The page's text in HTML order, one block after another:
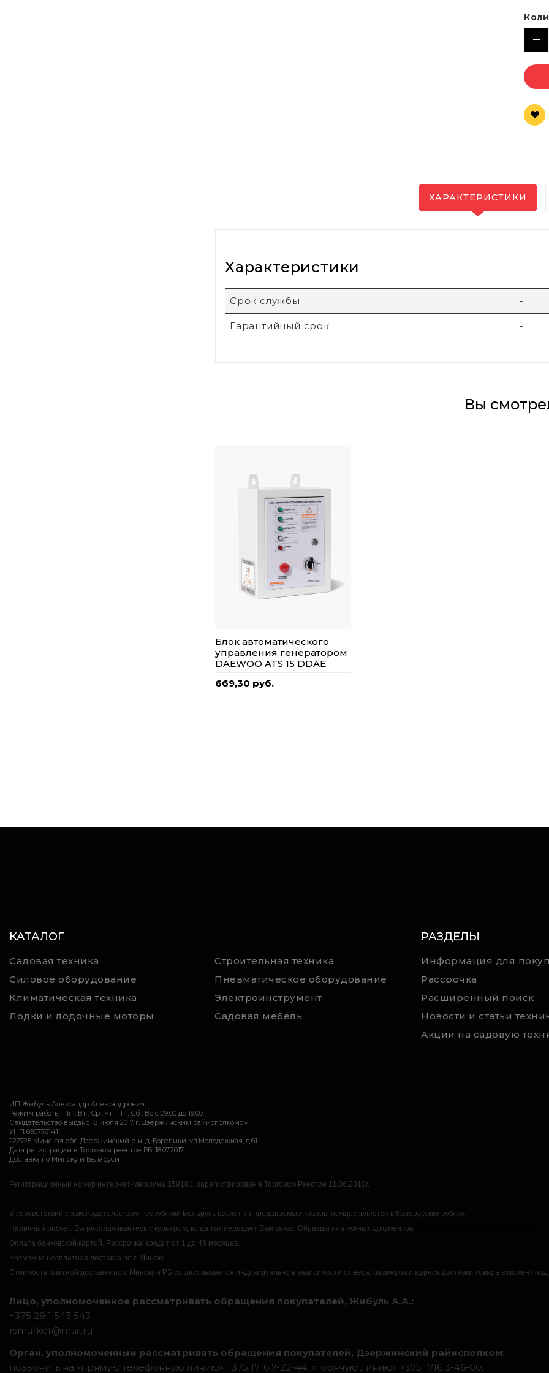
ХАРАКТЕРИСТИКИ
Характеристики
Срок службы -
Гарантийный срок -
Вы
Блок автоматического
управления генератором
DAEWOO ATS 15 DDAE
669,30 руб.
КАТАЛОГ
Садовая техника
Строительная техника
Силовое оборудование
Пневматическое оборудование
Климатическая техника
Электроинструмент
Лодки и лодочные моторы
Садовая мебель
РАЗДЕЛЫ
Информация для
Рассрочка
Расширенный поиск
ИП Жибуль Александр Александрович
Режим работы: Пн , Вт , Ср , Чт , Пт , Сб , Вс c 09:00 до 19:00
Свидетельство выдано 18 июля 2017 г. Дзержинским райисполкомом
УНП 690776141
222725 Минская обл.,Дзержинский р-н, д. Боровики, ул.Молодежная, д.61
Дата регистрации в Торговом реестре РБ: 18.07.2017
Доставка по Минску и Беларуси
Регистрационный номер интернет-магазина 159181, зарегистрирован в Торговом Реестре 11.06.2010г.
В соответствии с законодательством Республики Беларусь расчет за продаваемые товары осуществляется в белорусских рублях.
Наличный расчет. Вы расплачиваетесь с курьером, когда тот передает Вам заказ. Образцы платежных документов
Оплата банковской картой. Рассрочка, кредит от 1 до 48 месяцев.
Возможна бесплатная доставка по г. Минску.
Стоимость платной доставки по г. Минску и РБ согласовывается индивидуально в зависимости от веса, размеров и адреса доставки товара в момент
Лицо, уполномоченное рассматривать обращения покупателей, Жибуль А.А.:
+375 29 1 543 543
rsmarket@mail.ru
Орган, уполномоченный рассматривать обращения покупателей, Дзержинский райисполком:
позвонить на «прямую телефонную линию» +375 1716 7-22-44, «горячую линию» +375 1716 3-46-00;